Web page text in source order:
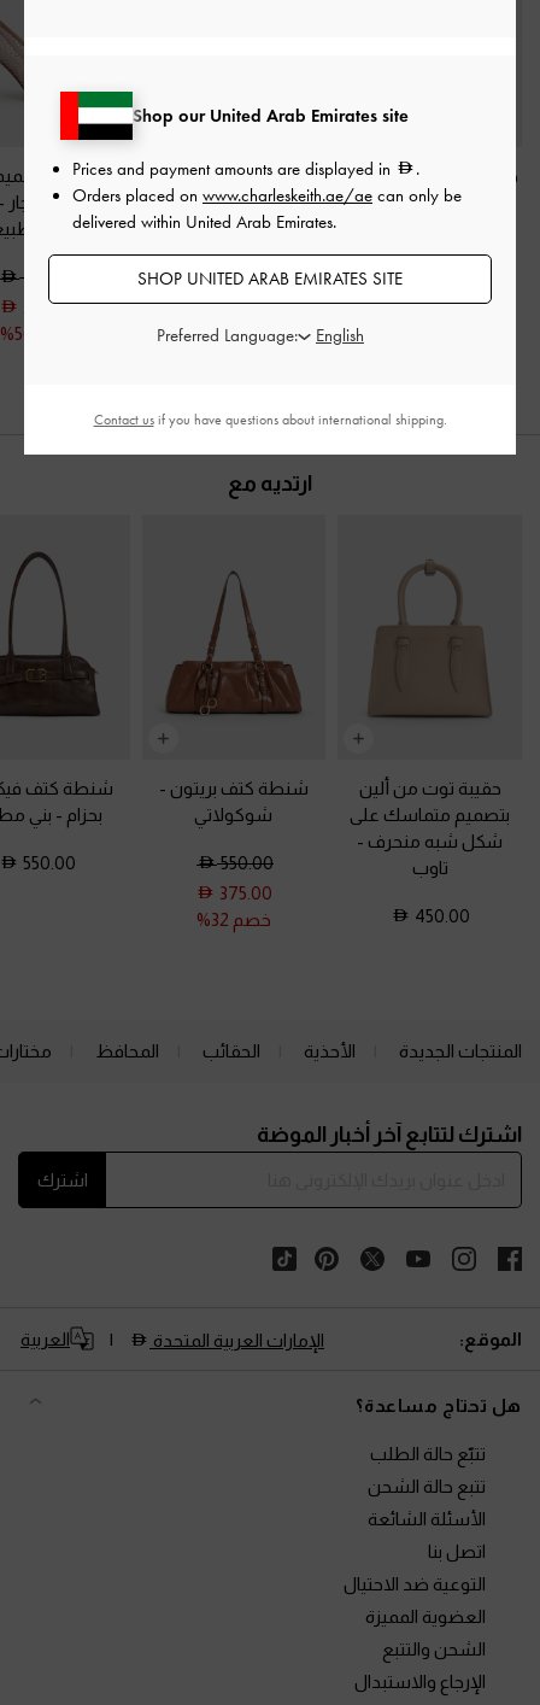
حذاء ستيليتو كالين بسير
خلفي من الجلد اللامع-
حذاء مفتوح من الخلف
بكعب ومقدمة مدببة
مزين بفيونكة كريستالية
-لون البشرة الطبيعي
450.00
225.00
حذاء بامب
مرصع بالأحجار
البشرة
450.00
225.00
ارتديه مع
حقيبة توت من ألين
بتصميم متماسك على
شكل شبه منحرف -
تاوب
450.00
شنطة كتف بريتون -
شوكولاتي
550.00
375.00
خصم 32%
شنطة كتف
بحزام - بني
550.00
المنتجات الجديدة الأحذية الحقائب المحافظ
اشترك لتتابع آخر أخبار الموضة
اشترك
الموقع: الإمارات العربية المتحدة العربية
هل تحتاج مساعدة؟
تتبّع حالة الطلب
تتبع حالة الشحن
الأسئلة الشائعة
اتصل بنا
التوعية ضد الاحتيال
العضوية المميزة
الشحن والتتبع
الإرجاع والاستبدال
Shop our United Arab Emirates site
Prices and payment amounts are displayed in
.
Orders placed on www.charleskeith.ae/ae can only be
delivered within United Arab Emirates.
SHOP UNITED ARAB EMIRATES SITE
Preferred Language:
Contact usif you have questions about international shipping.